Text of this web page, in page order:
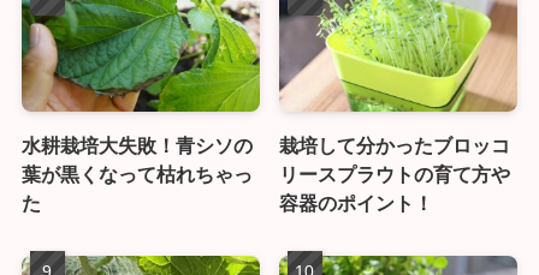
水耕栽培大失敗！青シソの
葉が黒くなって枯れちゃっ
た
栽培して分かったブロッコ
リースプラウトの育て方や
容器のポイント！